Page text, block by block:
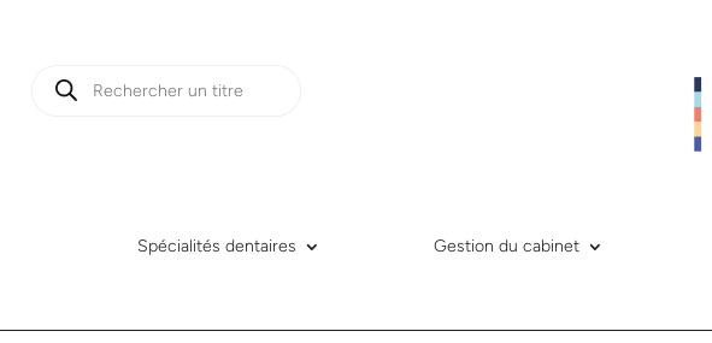
Recherche
Spécialités dentaires Gestion du cabinet